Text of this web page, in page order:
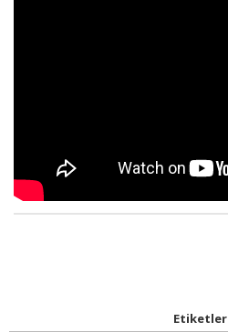
Etiketler